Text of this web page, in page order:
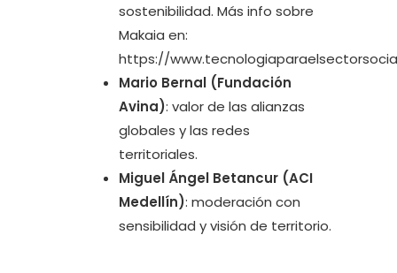
sostenibilidad. Más info sobre
Makaia en:
https://
Mario Bernal (Fundación
Avina): valor de las alianzas
globales y las redes
territoriales.
Miguel Ángel Betancur (ACI
Medellín): moderación con
sensibilidad y visión de territorio.